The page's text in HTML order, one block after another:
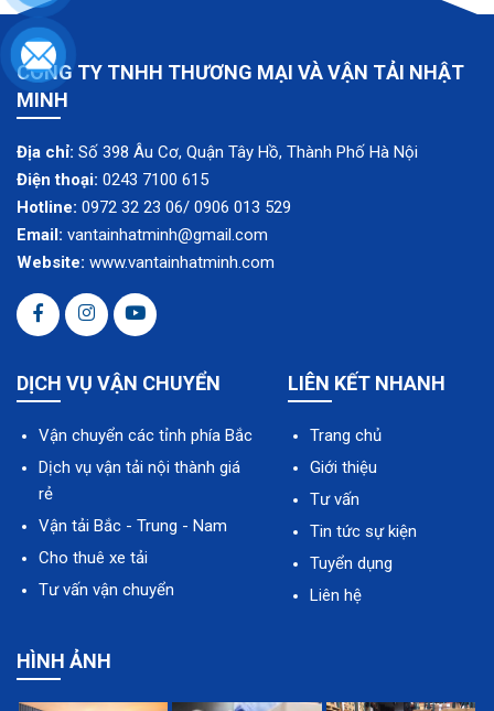
CÔNG TY TNHH THƯƠNG MẠI VÀ VẬN TẢI NHẬT
MINH
Địa chỉ: Số 398 Âu Cơ, Quận Tây Hồ, Thành Phố Hà Nội
Điện thoại: 0243 7100 615
Hotline: 0972 32 23 06/ 0906 013 529
Email: vantainhatminh@gmail.com
Website: www.vantainhatminh.com
DỊCH VỤ VẬN CHUYỂN
Vận chuyển các tỉnh phía Bắc
Dịch vụ vận tải nội thành giá
rẻ
Vận tải Bắc - Trung - Nam
Cho thuê xe tải
Tư vấn vận chuyển
LIÊN KẾT NHANH
Trang chủ
Giới thiệu
Tư vấn
Tin tức sự kiện
Tuyển dụng
Liên hệ
HÌNH ẢNH